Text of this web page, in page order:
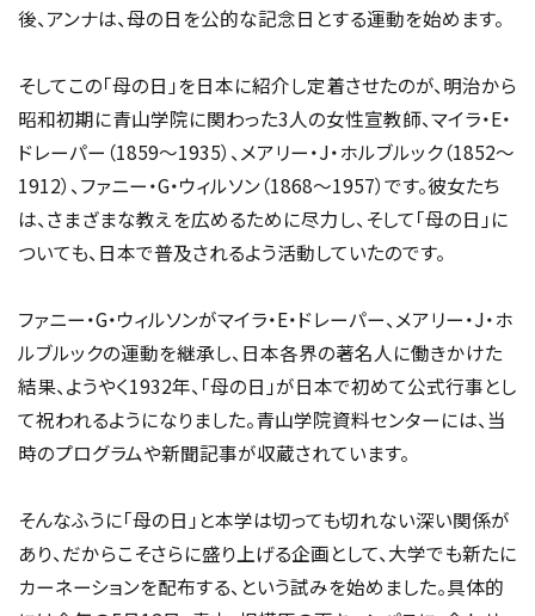
後、アンナは、母の日を公的な記念日とする運動を始めます。
そしてこの「母の日」を日本に紹介し定着させたのが、明治から
昭和初期に青山学院に関わった3人の女性宣教師、マイラ・E・
ドレーパー（1859～1935）、メアリー・J・ホルブルック（1852～
1912）、ファニー・G・ウィルソン（1868～1957）です。彼女たち
は、さまざまな教えを広めるために尽力し、そして「母の日」に
ついても、日本で普及されるよう活動していたのです。
ファニー・G・ウィルソンがマイラ・E・ドレーパー、メアリー・J・ホ
ルブルックの運動を継承し、日本各界の著名人に働きかけた
結果、ようやく1932年、「母の日」が日本で初めて公式行事とし
て祝われるようになりました。青山学院資料センターには、当
時のプログラムや新聞記事が収蔵されています。
そんなふうに「母の日」と本学は切っても切れない深い関係が
あり、だからこそさらに盛り上げる企画として、大学でも新たに
カーネーションを配布する、という試みを始めました。具体的